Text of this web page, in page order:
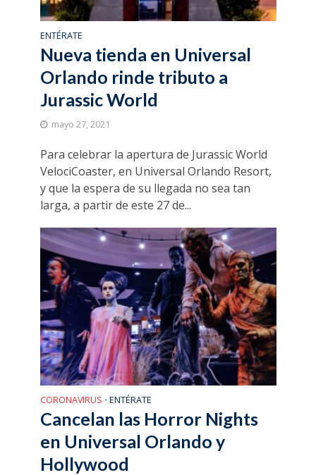
ENTÉRATE
Nueva tienda en Universal
Orlando rinde tributo a
Jurassic World
mayo 27, 2021
Para celebrar la apertura de Jurassic World
VelociCoaster, en Universal Orlando Resort,
y que la espera de su llegada no sea tan
larga, a partir de este 27 de...
CORONAVIRUS • ENTÉRATE
Cancelan las Horror Nights
en Universal Orlando y
Hollywood